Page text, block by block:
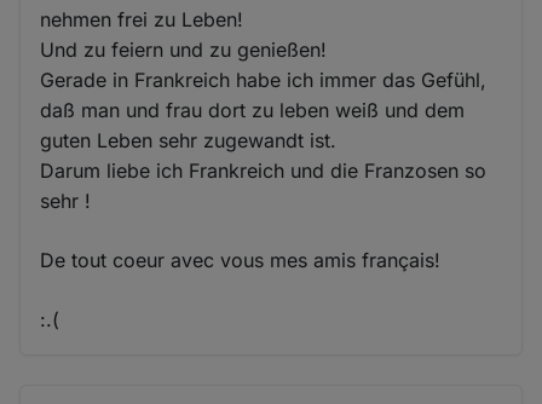
nehmen frei zu Leben!
Und zu feiern und zu genießen!
Gerade in Frankreich habe ich immer das Gefühl,
daß man und frau dort zu leben weiß und dem
guten Leben sehr zugewandt ist.
Darum liebe ich Frankreich und die Franzosen so
sehr !
De tout coeur avec vous mes amis français!
:.(